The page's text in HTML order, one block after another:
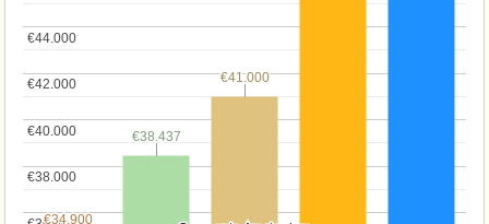
€38.000
€38.000
€40.000
€40.000
€42.000
€42.000
€44.000
€44.000
€34.900
€34.900
€38.437
€38.437
€41.000
€41.000